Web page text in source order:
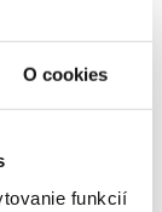
O cookies
funkcií